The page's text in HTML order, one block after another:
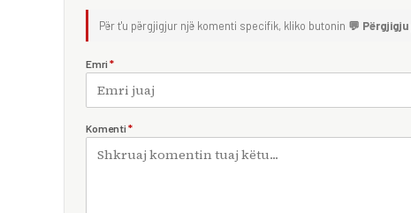
Për t'u përgjigjur një komenti specifik, kliko butonin 💬 Përgjigju
Emri *
Komenti *